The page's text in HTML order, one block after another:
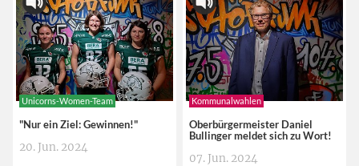
Unicorns-Women-Team
"Nur ein Ziel: Gewinnen!"
20. Jun. 2024
Kommunalwahlen
Oberbürgermeister Daniel
Bullinger meldet sich zu Wort!
07. Jun. 2024